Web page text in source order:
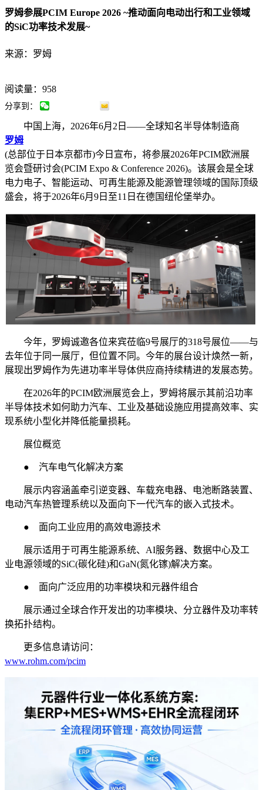
罗姆参展PCIM Europe 2026 ~推动面向电动出行和工业领域
的SiC功率技术发展~
来源：罗姆
阅读量：958
分享到：
中国上海，2026年6月2日——全球知名半导体制造商
罗姆
(总部位于日本京都市)今日宣布，将参展2026年PCIM欧洲展
览会暨研讨会(PCIM Expo & Conference 2026)。该展会是全球
电力电子、智能运动、可再生能源及能源管理领域的国际顶级
盛会，将于2026年6月9日至11日在德国纽伦堡举办。
今年，罗姆诚邀各位来宾莅临9号展厅的318号展位——与
去年位于同一展厅，但位置不同。今年的展台设计焕然一新，
展现出罗姆作为先进功率半导体供应商持续精进的发展态势。
在2026年的PCIM欧洲展览会上，罗姆将展示其前沿功率
半导体技术如何助力汽车、工业及基础设施应用提高效率、实
现系统小型化并降低能量损耗。
展位概览
● 汽车电气化解决方案
展示内容涵盖牵引逆变器、车载充电器、电池断路装置、
电动汽车热管理系统以及面向下一代汽车的嵌入式技术。
● 面向工业应用的高效电源技术
展示适用于可再生能源系统、AI服务器、数据中心及工
业电源领域的SiC(碳化硅)和GaN(氮化镓)解决方案。
● 面向广泛应用的功率模块和元器件组合
展示通过全球合作开发出的功率模块、分立器件及功率转
换拓扑结构。
更多信息请访问：
www.rohm.com/pcim